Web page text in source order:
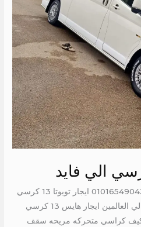
ايجار تويوتا 13 كرسي الي فايد 01016549043 ايجار تويوتا 13 كرسي
الي فايد ايجار تويوتا 13 كراسي الي العالمين ايجار هايس 13 كرسي
كراسي متحركه مريحه سقف